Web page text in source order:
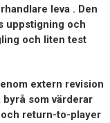
leva . Den
uppstigning och
och liten test
extern revision
byrå som värderar
return-to-player